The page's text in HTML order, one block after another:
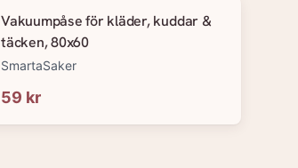
Vakuumpåse för kläder, kuddar &
täcken, 80x60
SmartaSaker
59 kr